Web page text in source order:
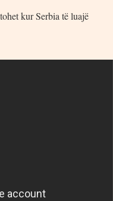
kur Serbia të luajë